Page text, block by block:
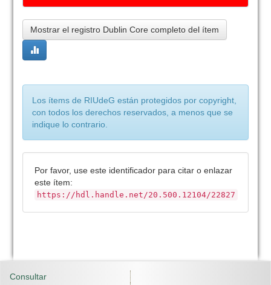
Mostrar el registro Dublin Core completo del ítem
Los ítems de RIUdeG están protegidos por copyright,
con todos los derechos reservados, a menos que se
indique lo contrario.
Por favor, use este identificador para citar o enlazar
este ítem:
https://hdl.handle.net/20.500.12104/22827
Consultar